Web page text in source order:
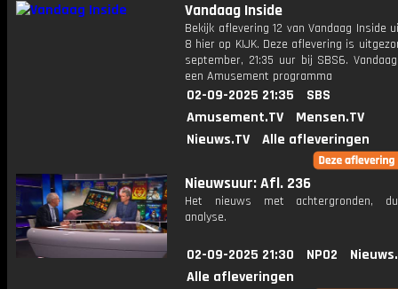
Vandaag Inside
Bekijk aflevering 12 van Vandaag Inside
8 hier op KIJK. Deze aflevering is
september, 21:35 uur bij SBS6.
een Amusement programma
02-09-2025 21:35
SBS
Amusement.TV
Mensen.TV
Nieuws.TV
Alle afleveringen
Nieuwsuur: Afl. 236
Het nieuws met achtergronden,
analyse.
02-09-2025 21:30 NPO2
Alle afleveringen